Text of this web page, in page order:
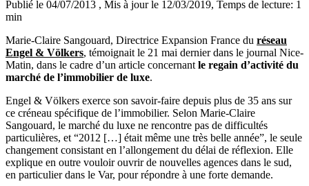
Publié le 04/07/2013 , Mis à jour le 12/03/2019, Temps de lecture: 1
min
Marie-Claire Sangouard, Directrice Expansion France du réseau
Engel & Völkers, témoignait le 21 mai dernier dans le journal Nice-
Matin, dans le cadre d’un article concernantle regain d’activité du
marché de l’immobilier de luxe.
Engel & Völkers exerce son savoir-faire depuis plus de 35 ans sur
ce créneau spécifique de l’immobilier. Selon Marie-Claire
Sangouard, le marché du luxe ne rencontre pas de difficultés
particulières, et “2012 […] était même une très belle année”, le seule
changement consistant en l’allongement du délai de réflexion. Elle
explique en outre vouloir ouvrir de nouvelles agences dans le sud,
en particulier dans le Var, pour répondre à une forte demande.